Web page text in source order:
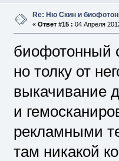
Re: Ню Скин и
« Ответ #15 : 04 Апреля
биофотонный
но толку от
выкачивание
и
рекламными
там никакой